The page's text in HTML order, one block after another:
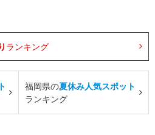
ランキング
福岡県の夏休み人気スポット
ランキング